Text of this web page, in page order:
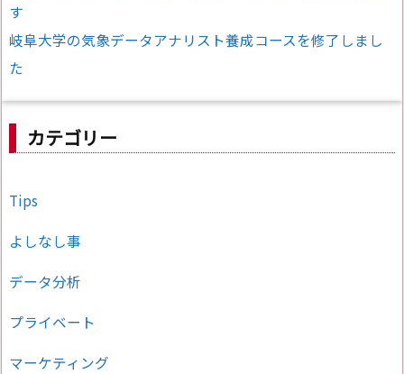
す
岐阜大学の気象データアナリスト養成コースを修了しまし
た
カテゴリー
Tips
よしなし事
データ分析
プライベート
マーケティング